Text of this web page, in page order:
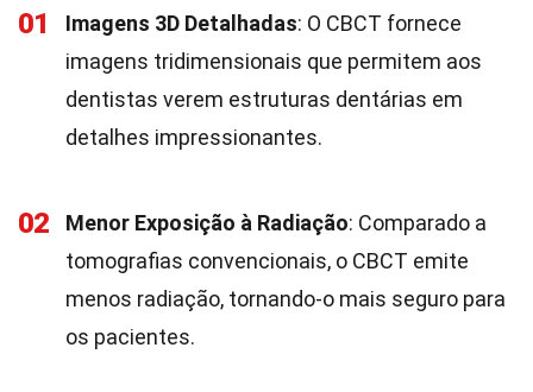
01 Imagens 3D Detalhadas: O CBCT fornece
imagens tridimensionais que permitem aos
dentistas verem estruturas dentárias em
detalhes impressionantes.
02 Menor Exposição à Radiação: Comparado a
tomografias convencionais, o CBCT emite
menos radiação, tornando-o mais seguro para
os pacientes.